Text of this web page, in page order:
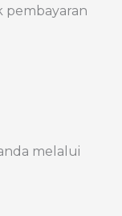
pembayaran
melalui